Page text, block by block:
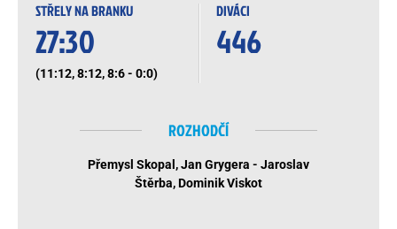
STŘELY NA BRANKU
27:30
(11:12, 8:12, 8:6 - 0:0)
DIVÁCI
446
ROZHODČÍ
Přemysl Skopal, Jan Grygera - Jaroslav
Štěrba, Dominik Viskot